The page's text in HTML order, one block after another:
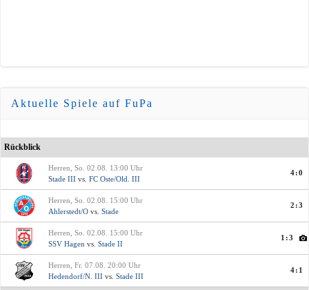
Aktuelle Spiele auf FuPa
Rückblick
Herren, So. 02.08. 13:00 Uhr
Stade III vs. FC Oste/Old. III
4:0
Herren, So. 02.08. 15:00 Uhr
Ahlerstedt/O vs. Stade
2:3
Herren, So. 02.08. 15:00 Uhr
SSV Hagen vs. Stade II
1:3
Herren, Fr. 07.08. 20:00 Uhr
Hedendorf/N. III vs. Stade III
4:1